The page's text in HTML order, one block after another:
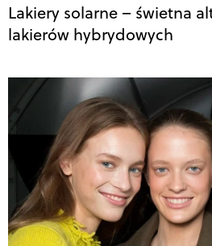
Lakiery solarne – świetna
lakierów hybrydowych